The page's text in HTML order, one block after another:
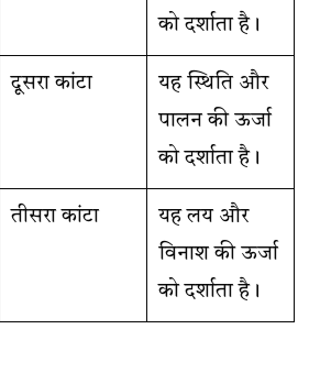
को दर्शाता है।
दूसरा कांटा
यह स्थिति और
पालन की ऊर्जा
को दर्शाता है।
तीसरा कांटा
यह लय और
विनाश की ऊर्जा
को दर्शाता है।